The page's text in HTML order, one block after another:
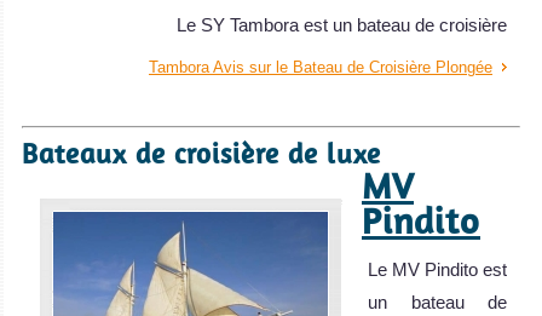
Le SY Tambora est un bateau de croisière
Tambora Avis sur le Bateau de Croisière Plongée
Bateaux de croisière de luxe
MV
Pindito
Le MV Pindito est
un bateau de